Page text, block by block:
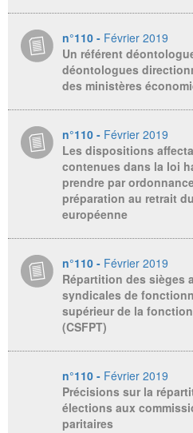
n°110 - Février 2019
Un référent
déontologues
des ministères
n°110 - Février 2019
Les dispositions
contenues dans la loi
prendre par
préparation au retrait
européenne
n°110 - Février 2019
Répartition des sièges
syndicales de
supérieur de la
(CSFPT)
n°110 - Février 2019
Précisions sur la
élections aux
paritaires